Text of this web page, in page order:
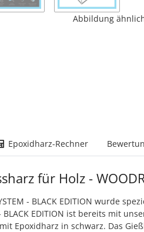
Abbildung
Epoxidharz-Rechner
für Holz -
- BLACK EDITION wurde
BLACK EDITION ist bereits mit
Epoxidharz in schwarz. Das